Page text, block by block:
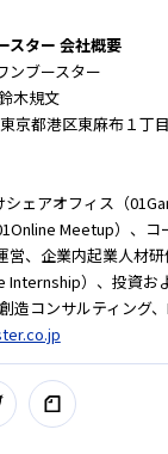
スター 会社概要
ンブースター
木規文
京都港区東麻布１丁
ェアオフィス（
Meetup）、コ
営、企業内起業人材
Internship）、投資お
造コンサルティング